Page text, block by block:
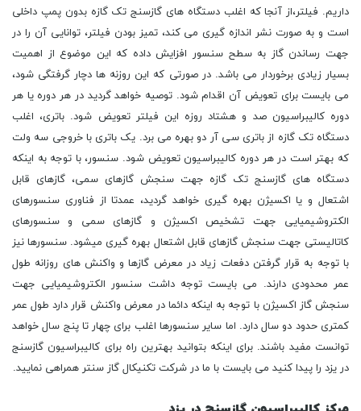
داریم. فیلتر،از آنجا که اغلب دستگاه های گازسنج تک گازه بدون پمپ داخلی
است و به صورت نشر اندازه گیری می کند، تمیز بودن فیلتر، توانایی آن را در
جهت رساندن گاز به سطح سنسور افزایش داده که این موضوع از اهمیت
بسیار زیادی برخوردار می باشد. در صورتی که این روزنه ها دچار گرفتگی شود،
می بایست برای تعویض آن اقدام شود. توصیه خواهد گردید در هر دوره یا هر
دوره کالیبراسیون صد و هشتاد روزه این فیلتر تعویض شود. باتری، اغلب
دستگاه تک گازه از باتری سی آر دو بهره می برد. یک باتری با خروجی سه ولت
که بهتر است در هر دوره کالیبراسیون تعویض شود. سنسور، با توجه به اینکه
دستگاه های گازسنج تک گازه جهت سنجش گازهای سمی، گازهای قابل
اشتعال و یا اکسیژن بهره گیری خواهد گردید، عمدتا از فناوری سنسورهای
الکتروشیمیایی جهت تشخیص اکسیژن و گازهای سمی و سنسورهای
کاتالیستی جهت سنجش گازهای قابل اشتعال بهره گیری میشود. سنسورها نیز
با توجه به قرار گرفتن دفعات زیاد در معرض گازها و واکنش های روزانه طول
عمر محدودی دارند. می بایست توجه داشت سنسور الکتروشیمیایی جهت
سنجش گاز اکسیژن با توجه به اینکه دائما در معرض واکنش قرار دارد طول عمر
کمتری حدود دو سال دارد. اما سایر سنسورها اغلب برای چهار تا پنج سال خواهد
توانست مفید باشند. برای اینکه بتوانید بهترین راه برای کالیبراسیون گازسنج
در یزد را پیدا کنید می بایست با ما در شرکت تکنیکال گاز سنتر همراهی نمایید.